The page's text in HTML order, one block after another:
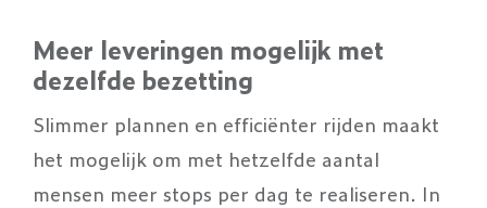
Meer leveringen mogelijk met
dezelfde bezetting
Slimmer plannen en efficiënter rijden maakt
het mogelijk om met hetzelfde aantal
mensen meer stops per dag te realiseren. In